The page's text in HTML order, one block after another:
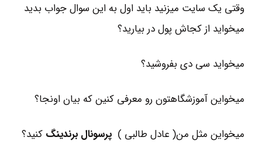
وقتی یک سایت میزنید باید اول به این سوال جواب بدید
میخواید از کجاش پول در بیارید؟
میخواید سی دی بفروشید؟
میخواین آموزشگاهتون رو معرفی کنین که بیان اونجا؟
میخواین مثل من( عادل طالبی ) پرسونال برندینگ کنید؟